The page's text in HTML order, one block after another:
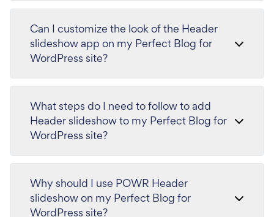
Can I customize the look of the Header
slideshow app on my Perfect Blog for
WordPress site?
What steps do I need to follow to add
Header slideshow to my Perfect Blog for
WordPress site?
Why should I use POWR Header
slideshow on my Perfect Blog for
WordPress site?